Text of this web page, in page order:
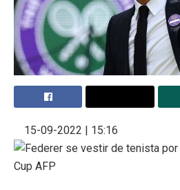
15-09-2022 | 15:16